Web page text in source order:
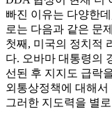
빠진 이유는 다양한
로는 다음과 같은 문
첫째, 미국의 정치적
다. 오바마 대통령의
선된 후 지지도 급락
외통상정책에 대해
그러한 지도력을 별